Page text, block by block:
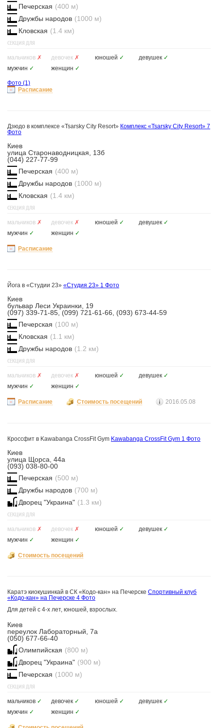
Печерская (400 м)
Дружбы народов (1000 м)
Кловская (1.4 км)
СЕКЦИЯ ДЛЯ
мальчиков ✗ девочек ✗ юношей ✓ девушек ✓
мужчин ✓ женщин ✓
Фото (1)
Расписание
Дзюдо в комплексе «Tsarsky City Resort» Комплекс «Tsarsky City Resort» 7
Фото
Киев
улица Старонаводницкая, 13б
(044) 227-77-99
Печерская (400 м)
Дружбы народов (1000 м)
Кловская (1.4 км)
СЕКЦИЯ ДЛЯ
мальчиков ✗ девочек ✗ юношей ✓ девушек ✓
мужчин ✓ женщин ✓
Расписание
Йога в «Студии 23» «Студия 23» 1 Фото
Киев
бульвар Леси Украинки, 19
(097) 339-71-85, (099) 721-61-66, (093) 673-44-59
Печерская (100 м)
Кловская (1.1 км)
Дружбы народов (1.2 км)
СЕКЦИЯ ДЛЯ
мальчиков ✗ девочек ✗ юношей ✓ девушек ✓
мужчин ✓ женщин ✓
Расписание Стоимость посещений 2016.05.08
Кроссфит в Kawabanga CrossFit Gym Kawabanga CrossFit Gym 1 Фото
Киев
улица Щорса, 44а
(093) 038-80-00
Печерская (500 м)
Дружбы народов (700 м)
Дворец "Украина" (1.3 км)
СЕКЦИЯ ДЛЯ
мальчиков ✗ девочек ✗ юношей ✓ девушек ✓
мужчин ✓ женщин ✓
Стоимость посещений
Каратэ киокушинкай в СК «Кодо-кан» на Печерске Спортивный клуб
«Кодо-кан» на Печерске 4 Фото
Для детей с 4-х лет, юношей, взрослых.
Киев
переулок Лабораторный, 7а
(050) 677-66-40
Олимпийская (800 м)
Дворец "Украина" (900 м)
Печерская (1000 м)
СЕКЦИЯ ДЛЯ
мальчиков ✓ девочек ✓ юношей ✓ девушек ✓
мужчин ✓ женщин ✓